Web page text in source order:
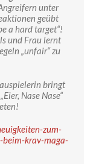
unter
geübt
a hard target“!
und Frau lernt
„unfair“ zu
bringt
Nase Nase“
zum-
krav-maga-